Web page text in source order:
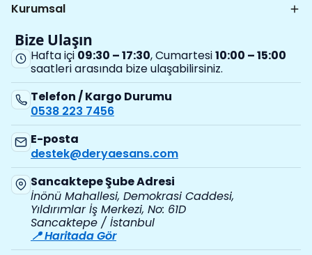
Kurumsal
Bize Ulaşın
Hafta içi 09:30 – 17:30, Cumartesi10:00 – 15:00
saatleri arasında bize ulaşabilirsiniz.
Telefon / Kargo Durumu
0538 223 7456
E-posta
destek@deryaesans.com
Sancaktepe Şube Adresi
İnönü Mahallesi, Demokrasi Caddesi,
Yıldırımlar İş Merkezi, No: 61D
Sancaktepe / İstanbul
📍 Haritada Gör